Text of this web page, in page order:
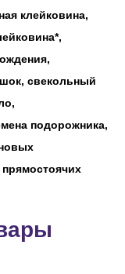
клейковина,
свекольный
подорожника,
прямостоячих